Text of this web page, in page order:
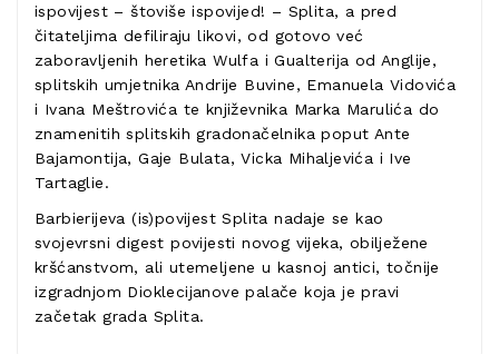
ispovijest – štoviše ispovijed! – Splita, a pred
čitateljima defiliraju likovi, od gotovo već
zaboravljenih heretika Wulfa i Gualterija od Anglije,
splitskih umjetnika Andrije Buvine, Emanuela Vidovića
i Ivana Meštrovića te književnika Marka Marulića do
znamenitih splitskih gradonačelnika poput Ante
Bajamontija, Gaje Bulata, Vicka Mihaljevića i Ive
Tartaglie.
Barbierijeva (is)povijest Splita nadaje se kao
svojevrsni digest povijesti novog vijeka, obilježene
kršćanstvom, ali utemeljene u kasnoj antici, točnije
izgradnjom Dioklecijanove palače koja je pravi
začetak grada Splita.